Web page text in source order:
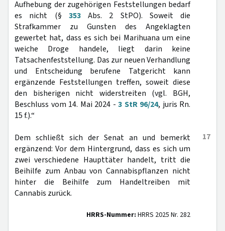
Aufhebung der zugehörigen Feststellungen bedarf
es nicht (§ 353Abs. 2 StPO). Soweit die
Strafkammer zu Gunsten des Angeklagten
gewertet hat, dass es sich bei Marihuana um eine
weiche Droge handele, liegt darin keine
Tatsachenfeststellung. Das zur neuen Verhandlung
und Entscheidung berufene Tatgericht kann
ergänzende Feststellungen treffen, soweit diese
den bisherigen nicht widerstreiten (vgl. BGH,
Beschluss vom 14. Mai 2024 - 3 StR 96/24, juris Rn.
15 f.).“
17
Dem schließt sich der Senat an und bemerkt
ergänzend: Vor dem Hintergrund, dass es sich um
zwei verschiedene Haupttäter handelt, tritt die
Beihilfe zum Anbau von Cannabispflanzen nicht
hinter die Beihilfe zum Handeltreiben mit
Cannabis zurück.
HRRS-Nummer: HRRS 2025 Nr. 282